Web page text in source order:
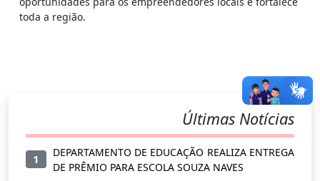
toda a região.
Últimas Notícias
1
DEPARTAMENTO DE EDUCAÇÃO REALIZA ENTREGA
DE PRÊMIO PARA ESCOLA SOUZA NAVES